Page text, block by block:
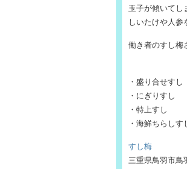
玉子が傾いてし
しいたけや人参
働き者のすし梅
・盛り合せす
・にぎりすし
・特上すし
・海鮮ちらしす
すし梅
三重県鳥羽市鳥